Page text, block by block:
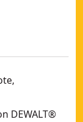
DEWALT®